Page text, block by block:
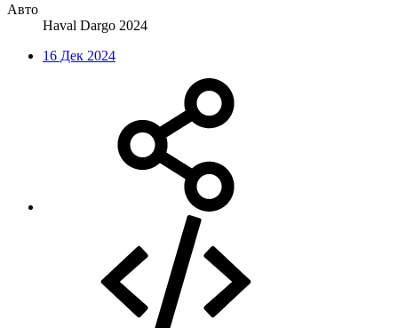
Авто
Haval Dargo 2024
16 Дек 2024